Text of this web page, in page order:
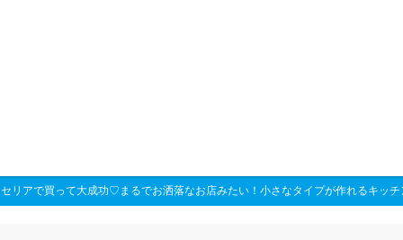
セリアで買って大成功♡まるでお洒落なお店みたい！小さなタイプが作れるキッチ